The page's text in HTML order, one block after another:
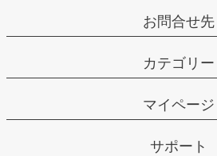
お問合せ先
カテゴリー
マイページ
サポート